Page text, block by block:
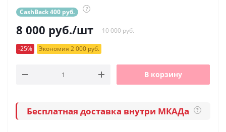
CashBack 400 руб. ?
8 000 руб./шт 10 000 руб.
-25% Экономия 2 000 руб.
В корзину
Бесплатная доставка внутри МКАДа ?